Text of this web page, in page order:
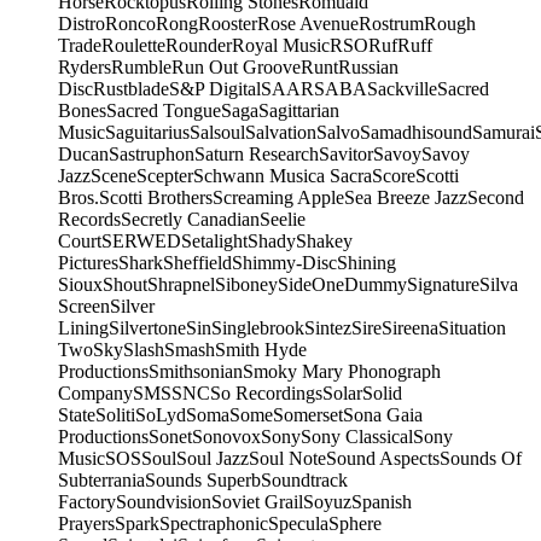
DistroRoncoRongRoosterRose AvenueRostrumRough
TradeRouletteRounderRoyal MusicRSORufRuff
RydersRumbleRun Out GrooveRuntRussian
DiscRustbladeS&P DigitalSAARSABASackvilleSacred
BonesSacred TongueSagaSagittarian
MusicSaguitariusSalsoulSalvationSalvoSamadhisoundSamurai
DucanSastruphonSaturn ResearchSavitorSavoySavoy
JazzSceneScepterSchwann Musica SacraScoreScotti
Bros.Scotti BrothersScreaming AppleSea Breeze JazzSecond
RecordsSecretly CanadianSeelie
CourtSERWEDSetalightShadyShakey
PicturesSharkSheffieldShimmy-DiscShining
SiouxShoutShrapnelSiboneySideOneDummySignatureSilva
ScreenSilver
LiningSilvertoneSinSinglebrookSintezSireSireenaSituation
TwoSkySlashSmashSmith Hyde
ProductionsSmithsonianSmoky Mary Phonograph
CompanySMSSNCSo RecordingsSolarSolid
StateSolitiSoLydSomaSomeSomersetSona Gaia
ProductionsSonetSonovoxSonySony ClassicalSony
MusicSOSSoulSoul JazzSoul NoteSound AspectsSounds Of
SubterraniaSounds SuperbSoundtrack
FactorySoundvisionSoviet GrailSoyuzSpanish
PrayersSparkSpectraphonicSpeculaSphere